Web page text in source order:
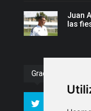
Juan
las
Gracias :)
Seguidores